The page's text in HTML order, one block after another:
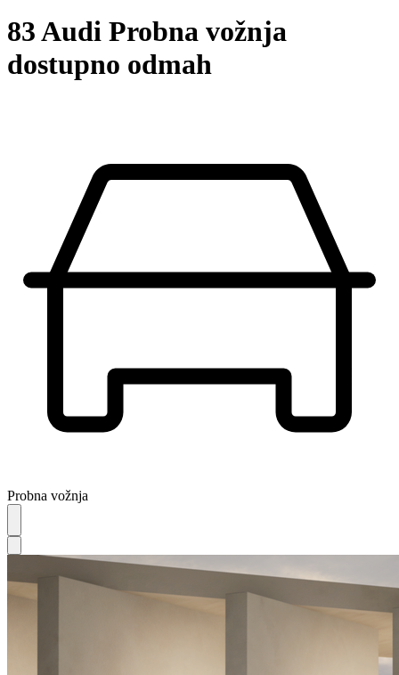
83 Audi Probna vožnja
dostupno odmah
Probna vožnja